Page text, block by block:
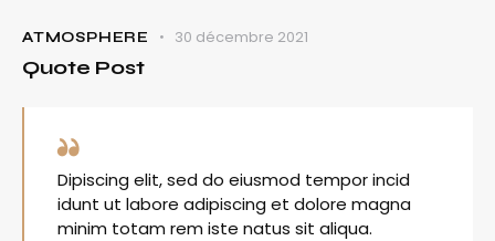
ATMOSPHERE 30 décembre 2021
Quote Post
Dipiscing elit, sed do eiusmod tempor incid
idunt ut labore adipiscing et dolore magna
minim totam rem iste natus sit aliqua.